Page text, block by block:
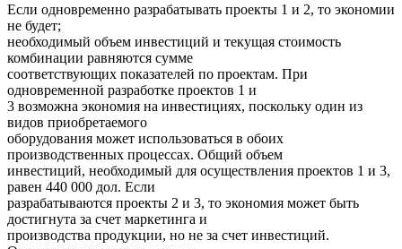
Если одновременно разрабатывать проекты 1 и 2, то экономии
не будет;
необходимый объем инвестиций и текущая стоимость
комбинации равняются сумме
соответствующих показателей по проектам. При
одновременной разработке проектов 1 и
3 возможна экономия на инвестициях, поскольку один из
видов приобретаемого
оборудования может использоваться в обоих
производственных процессах. Общий объем
инвестиций, необходимый для осуществления проектов 1 и 3,
равен 440 000 дол. Если
разрабатываются проекты 2 и 3, то экономия может быть
достигнута за счет маркетинга и
производства продукции, но не за счет инвестиций.